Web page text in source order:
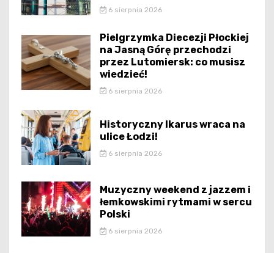
6 sierpnia 2026
Pielgrzymka Diecezji Płockiej
na Jasną Górę przechodzi
przez Lutomiersk: co musisz
wiedzieć!
6 sierpnia 2026
Historyczny Ikarus wraca na
ulice Łodzi!
6 sierpnia 2026
Muzyczny weekend z jazzem i
łemkowskimi rytmami w sercu
Polski
6 sierpnia 2026